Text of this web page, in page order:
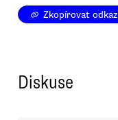
Zkopírovat odkaz
Diskuse